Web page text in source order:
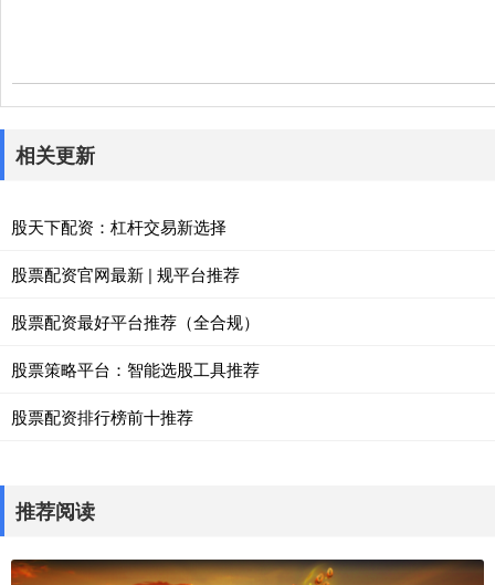
相关更新
股天下配资：杠杆交易新选择
股票配资官网最新 | 规平台推荐
股票配资最好平台推荐（全合规）
股票策略平台：智能选股工具推荐
股票配资排行榜前十推荐
推荐阅读